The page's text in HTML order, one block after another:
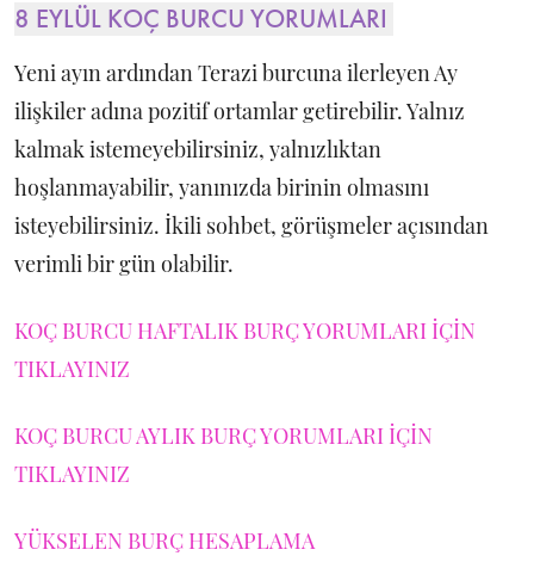
8 EYLÜL KOÇ BURCU YORUMLARI
Yeni ayın ardından Terazi burcuna ilerleyen Ay
ilişkiler adına pozitif ortamlar getirebilir. Yalnız
kalmak istemeyebilirsiniz, yalnızlıktan
hoşlanmayabilir, yanınızda birinin olmasını
isteyebilirsiniz. İkili sohbet, görüşmeler açısından
verimli bir gün olabilir.
KOÇ BURCU HAFTALIK BURÇ YORUMLARI İÇİN
TIKLAYINIZ
KOÇ BURCU AYLIK BURÇ YORUMLARI İÇİN
TIKLAYINIZ
YÜKSELEN BURÇ HESAPLAMA